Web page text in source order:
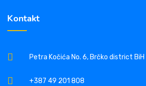
Kontakt
Petra Kočića No. 6, Brčko district BiH
+387 49 201 808